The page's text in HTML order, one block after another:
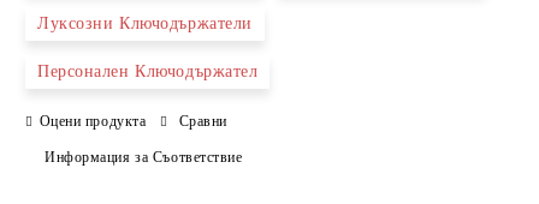
Луксозни Ключодържатели
Персонален Ключодържател
Оцени продукта Сравни
Информация за Съответствие